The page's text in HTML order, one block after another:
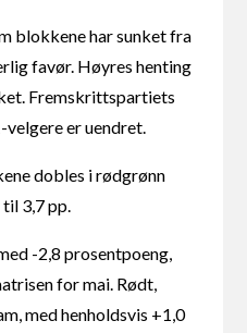
blokkene har sunket fra
favør. Høyres henting
Fremskrittspartiets
er uendret.
dobles i rødgrønn
3,7 pp.
-2,8 prosentpoeng,
for mai. Rødt,
med henholdsvis +1,0